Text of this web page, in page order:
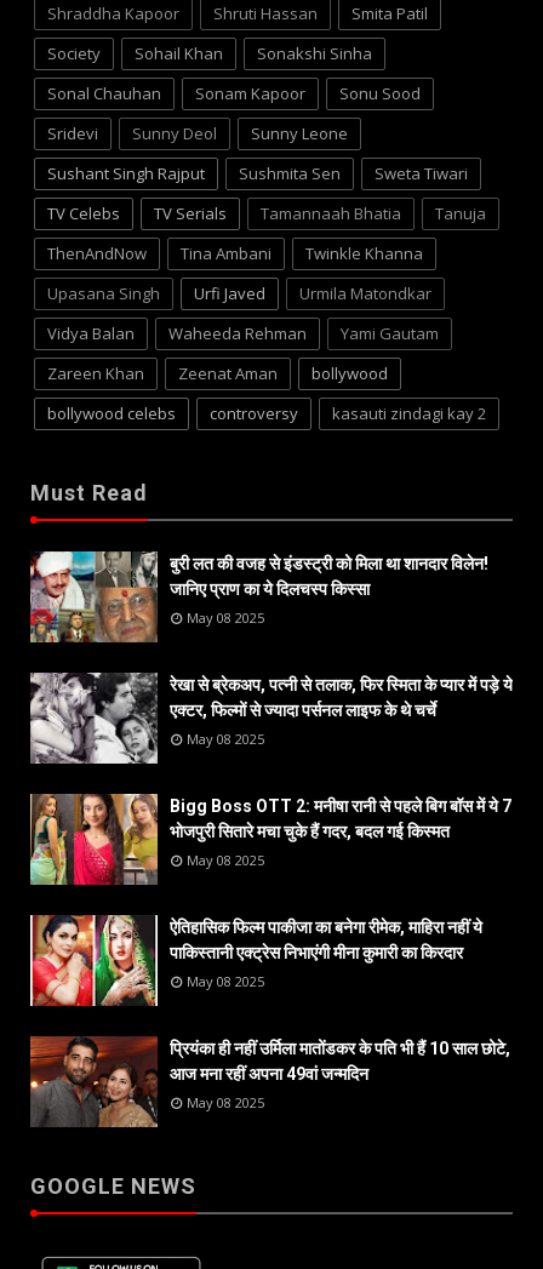
Shraddha Kapoor
Shruti Hassan
Smita Patil
Society
Sohail Khan
Sonakshi Sinha
Sonal Chauhan
Sonam Kapoor
Sonu Sood
Sridevi
Sunny Deol
Sunny Leone
Sushant Singh Rajput
Sushmita Sen
Sweta Tiwari
TV Celebs
TV Serials Tamannaah Bhatia
Tanuja
ThenAndNow
Tina Ambani
Twinkle Khanna
Upasana Singh
Urfi Javed
Urmila Matondkar
Vidya Balan
Waheeda Rehman
Yami Gautam
Zareen Khan
Zeenat Aman
bollywood
bollywood celebs
controversy kasauti zindagi kay 2
Must Read
बुरी लत की वजह से इंडस्ट्री को मिला था शानदार विलेन!
जानिए प्राण का ये दिलचस्प किस्सा
May 08 2025
रेखा से ब्रेकअप, पत्नी से तलाक, फिर स्मिता के प्यार में पड़े ये
एक्टर, फिल्मों से ज्यादा पर्सनल लाइफ के थे चर्चे
May 08 2025
Bigg Boss OTT 2: मनीषा रानी से पहले बिग बॉस में ये 7
भोजपुरी सितारे मचा चुके हैं गदर, बदल गई किस्मत
May 08 2025
ऐतिहासिक फिल्म पाकीजा का बनेगा रीमेक, माहिरा नहीं ये
पाकिस्तानी एक्ट्रेस निभाएंगी मीना कुमारी का किरदार
May 08 2025
प्रियंका ही नहीं उर्मिला मातोंडकर के पति भी हैं 10 साल छोटे,
आज मना रहीं अपना 49वां जन्मदिन
May 08 2025
GOOGLE NEWS